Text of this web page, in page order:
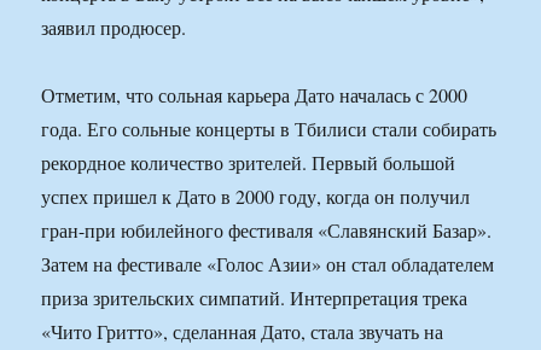
заявил продюсер.
Отметим, что сольная карьера Дато началась с 2000
года. Его сольные концерты в Тбилиси стали собирать
рекордное количество зрителей. Первый большой
успех пришел к Дато в 2000 году, когда он получил
гран-при юбилейного фестиваля «Славянский Базар».
Затем на фестивале «Голос Азии» он стал обладателем
приза зрительских симпатий. Интерпретация трека
«Чито Гритто», сделанная Дато, стала звучать на